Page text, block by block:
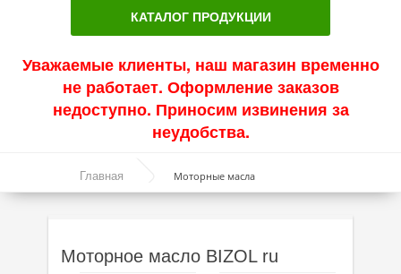
КАТАЛОГ ПРОДУКЦИИ
Актуальные продукты
Акции
Синтетические масла
Минеральные масла
Уважаемые клиенты, наш магазин временно
не работает. Оформление заказов
недоступно. Приносим извинения за
неудобства.
Главная Моторные масла
Моторное масло BIZOL ru